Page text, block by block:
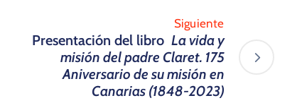
Siguiente
Presentación del libro La vida y
misión del padre Claret. 175
Aniversario de su misión en
Canarias (1848-2023)